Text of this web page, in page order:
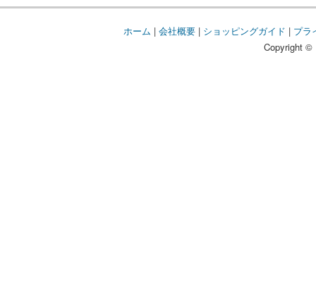
ホーム | 会社概要| ショッピングガイド | プラ
Copyright ©